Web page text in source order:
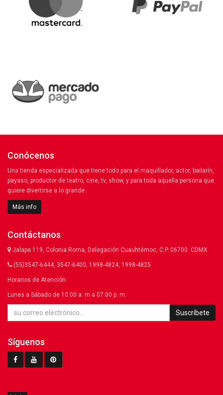
Conócenos
Una tienda especializada que tiene todo para el maquillador, actor, bailarín,
payaso, productor de teatro, cine, tv, show, y para toda aquella persona que
quiere divertirse a lo grande.
Más info
Contáctanos
Jalapa 119, Colonia Roma, Delegación Cuauhtémoc, C.P. 06700. CDMX
(55)3547-6444, 3547-6400, 1998-4824, 1998-4825
Horarios de Atención:
Lunes a Sábado de 10:00 a. m a 07:00 p. m.
Suscríbete
Síguenos